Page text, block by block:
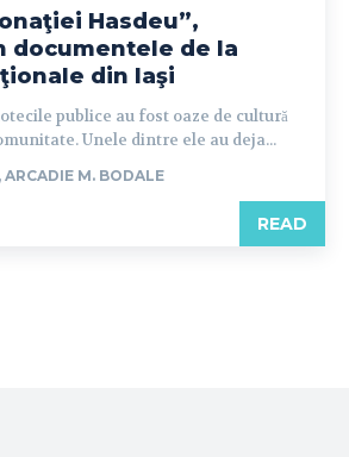
Hasdeu”,
documentele de la
din Iaşi
publice au fost oaze de cultură
Unele dintre ele au deja...
M. BODALE
READ